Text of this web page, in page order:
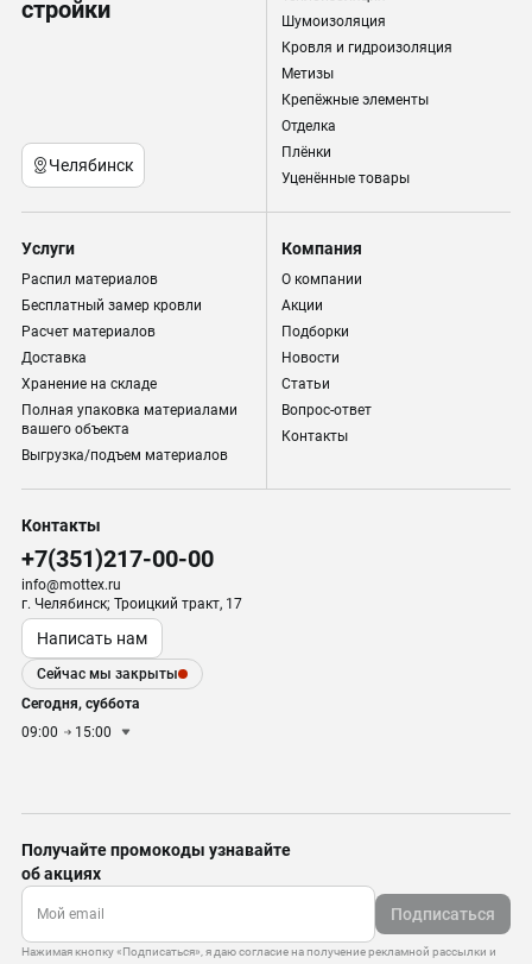
стройки
Челябинск
Шумоизоляция
Кровля и гидроизоляция
Метизы
Крепёжные элементы
Отделка
Плёнки
Уценённые товары
Услуги
Распил материалов
Бесплатный замер кровли
Расчет материалов
Доставка
Хранение на складе
Полная упаковка материалами
вашего объекта
Выгрузка/подъем материалов
Компания
О компании
Акции
Подборки
Новости
Статьи
Вопрос-ответ
Контакты
Контакты
+7(351)217-00-00
info@mottex.ru
г. Челябинск; Троицкий тракт, 17
Написать нам
Сейчас мы закрыты
Сегодня, суббота
09:00
15:00
Получайте промокоды узнавайте
об акциях
Подписаться
Нажимая кнопку «Подписаться», я даю согласие на получение рекламной рассылки и